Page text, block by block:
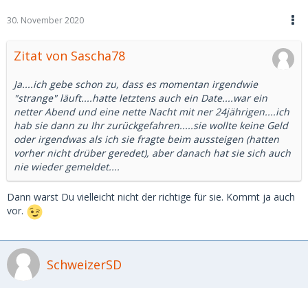
30. November 2020
Zitat von Sascha78
Ja....ich gebe schon zu, dass es momentan irgendwie
"strange" läuft....hatte letztens auch ein Date....war ein
netter Abend und eine nette Nacht mit ner 24jährigen....ich
hab sie dann zu Ihr zurückgefahren.....sie wollte keine Geld
oder irgendwas als ich sie fragte beim aussteigen (hatten
vorher nicht drüber geredet), aber danach hat sie sich auch
nie wieder gemeldet....
Dann warst Du vielleicht nicht der richtige für sie. Kommt ja auch
vor.
SchweizerSD